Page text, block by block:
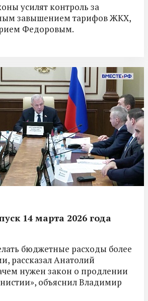
усилят контроль за
завышением тарифов ЖКХ,
Федоровым.
14 марта 2026 года
бюджетные расходы более
рассказал Анатолий
нужен закон о продлении
объяснил Владимир